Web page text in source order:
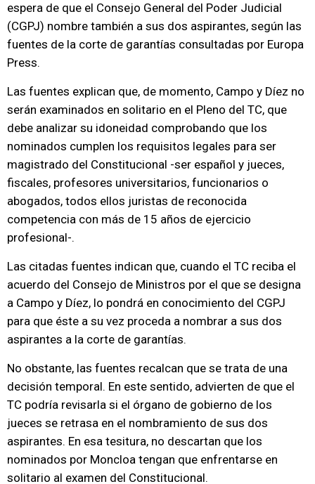
espera de que el Consejo General del Poder Judicial
(CGPJ) nombre también a sus dos aspirantes, según las
fuentes de la corte de garantías consultadas por Europa
Press.
Las fuentes explican que, de momento, Campo y Díez no
serán examinados en solitario en el Pleno del TC, que
debe analizar su idoneidad comprobando que los
nominados cumplen los requisitos legales para ser
magistrado del Constitucional -ser español y jueces,
fiscales, profesores universitarios, funcionarios o
abogados, todos ellos juristas de reconocida
competencia con más de 15 años de ejercicio
profesional-.
Las citadas fuentes indican que, cuando el TC reciba el
acuerdo del Consejo de Ministros por el que se designa
a Campo y Díez, lo pondrá en conocimiento del CGPJ
para que éste a su vez proceda a nombrar a sus dos
aspirantes a la corte de garantías.
No obstante, las fuentes recalcan que se trata de una
decisión temporal. En este sentido, advierten de que el
TC podría revisarla si el órgano de gobierno de los
jueces se retrasa en el nombramiento de sus dos
aspirantes. En esa tesitura, no descartan que los
nominados por Moncloa tengan que enfrentarse en
solitario al examen del Constitucional.